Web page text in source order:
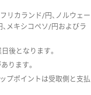
リカランド/円、ノルウェー
メキシコペソ/円およびラ
後となります。
ります。
プポイントは受取側と支払